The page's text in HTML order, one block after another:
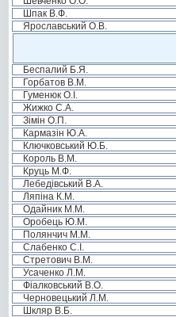
Шпак В.Ф.
Ярославський О.В.
Беспалий Б.Я.
Горбатов В.М.
Гуменюк О.І.
Жижко С.А.
Зімін О.П.
Кармазін Ю.А.
Ключковський Ю.Б.
Король В.М.
Круць М.Ф.
Лебедівський В.А.
Ляпіна К.М.
Одайник М.М.
Оробець Ю.М.
Полянчич М.М.
Слабенко С.І.
Стретович В.М.
Усаченко Л.М.
Фіалковський В.О.
Черновецький Л.М.
Шкляр В.Б.